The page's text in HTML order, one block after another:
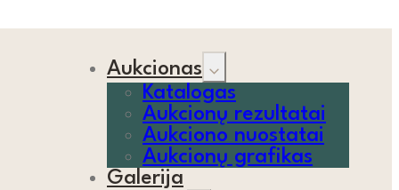
Aukcionas
Katalogas
Aukcionų rezultatai
Aukciono nuostatai
Aukcionų grafikas
Galerija